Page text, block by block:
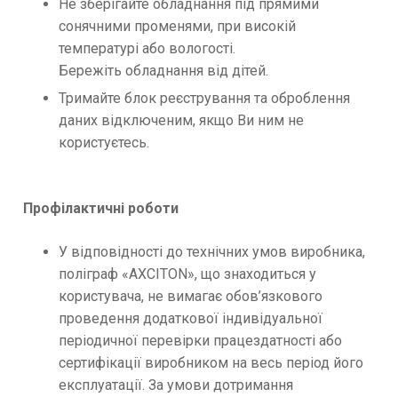
Не зберігайте обладнання під прямими
сонячними променями, при високій
температурі або вологості.
Бережіть обладнання від дітей.
Тримайте блок реєстрування та оброблення
даних відключеним, якщо Ви ним не
користуєтесь.
Профілактичні роботи
У відповідності до технічних умов виробника,
поліграф «AXCITON», що знаходиться у
користувача, не вимагає обов’язкового
проведення додаткової індивідуальної
періодичної перевірки працездатності або
сертифікації виробником на весь період його
експлуатації. За умови дотримання